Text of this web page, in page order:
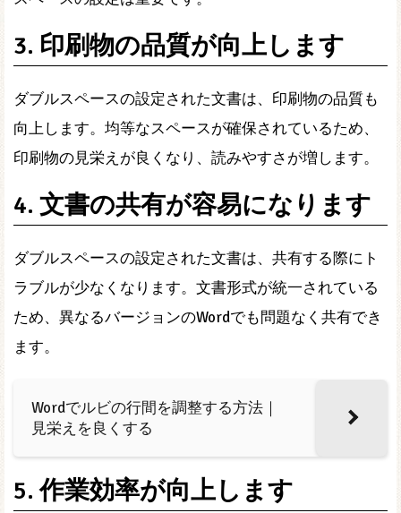
3. 印刷物の品質が向上します
ダブルスペースの設定された文書は、印刷物の品質も
向上します。均等なスペースが確保されているため、
印刷物の見栄えが良くなり、読みやすさが増します。
4. 文書の共有が容易になります
ダブルスペースの設定された文書は、共有する際にト
ラブルが少なくなります。文書形式が統一されている
ため、異なるバージョンのWordでも問題なく共有でき
ます。
Wordでルビの行間を調整する方法｜
見栄えを良くする
5. 作業効率が向上します